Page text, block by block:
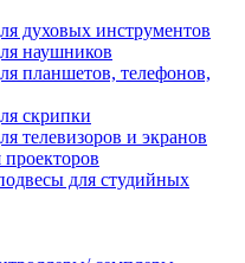
духовых инструментов
наушников
планшетов, телефонов,
скрипки
телевизоров и экранов
для студийных